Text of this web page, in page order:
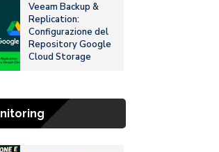
Veeam Backup &
Replication:
Configurazione del
Repository Google
Cloud Storage